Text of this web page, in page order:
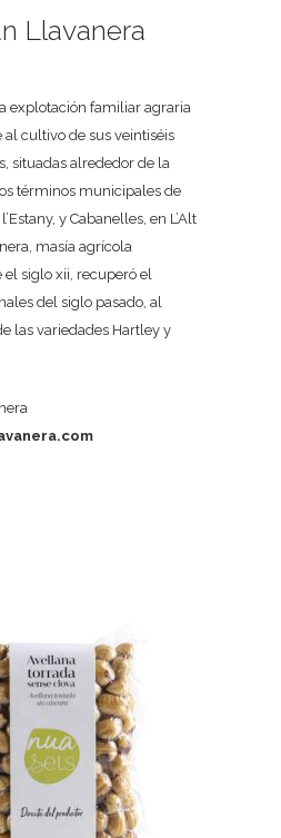
Llavanera
explotación familiar agraria
cultivo de sus veintiséis
situadas alrededor de la
términos municipales de
y Cabanelles, en L’Alt
masía agrícola
siglo xii, recuperó el
del siglo pasado, al
las variedades Hartley y